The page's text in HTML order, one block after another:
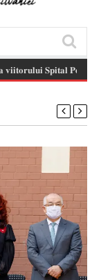
𝐒𝐩𝐢𝐭𝐚𝐥 𝐏𝐞𝐝𝐢𝐚𝐭𝐫𝐢𝐜